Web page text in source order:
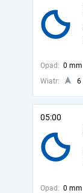
Opad: 0 mm
Wiatr:
6
05:00
Opad: 0 mm